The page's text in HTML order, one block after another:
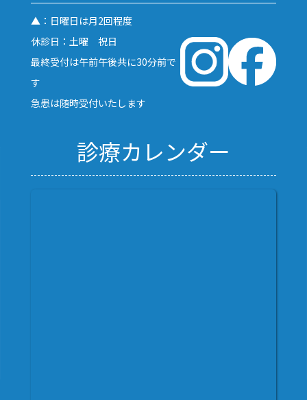
▲：日曜日は月2回程度
休診日：土曜 祝日
最終受付は午前午後共に30分前で
す
急患は随時受付いたします
診療カレンダー